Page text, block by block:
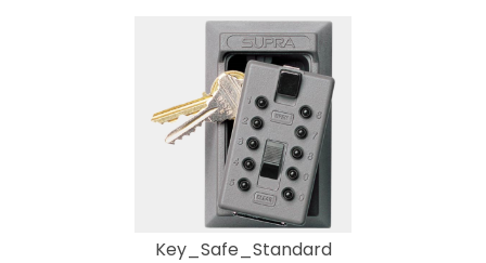
Key_Safe_Standard